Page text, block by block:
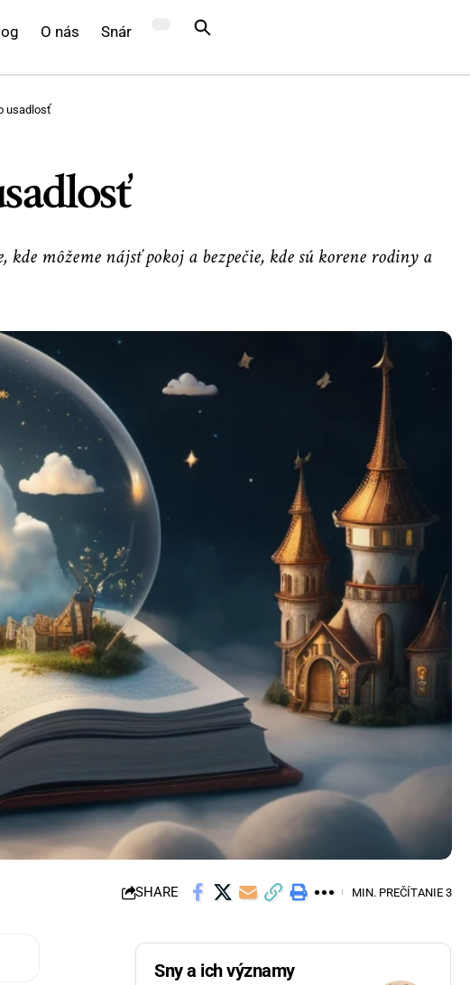
O nás Snár
usadlosť
môžeme nájsť pokoj a bezpečie, kde sú korene rodiny a
SHARE MIN. PREČÍTANIE 3
Sny a ich významy